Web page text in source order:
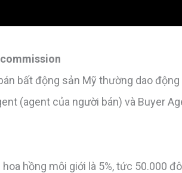
bất động sản Mỹ thường dao
(agent của người bán) và Buyer
hồng môi giới là 5%, tức 50.000